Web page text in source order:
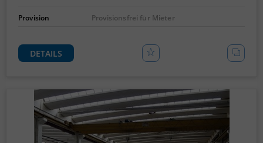
Provision Provisionsfrei für Mieter
DETAILS